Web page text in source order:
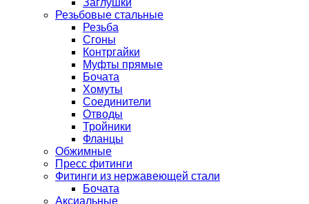
Заглушки
Резьбовые стальные
Резьба
Сгоны
Контргайки
Муфты прямые
Бочата
Хомуты
Соединители
Отводы
Тройники
Фланцы
Обжимные
Пресс фитинги
Фитинги из нержавеющей стали
Бочата
Аксиальные